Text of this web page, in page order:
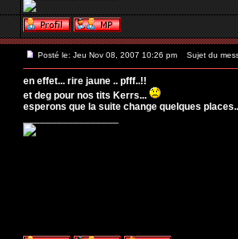
Posté le: Jeu Nov 08, 2007 10:26 pm Sujet du
en effet... rire jaune .. pfff..!!
et deg pour nos tits Kerrs...
esperons que la suite change quelques